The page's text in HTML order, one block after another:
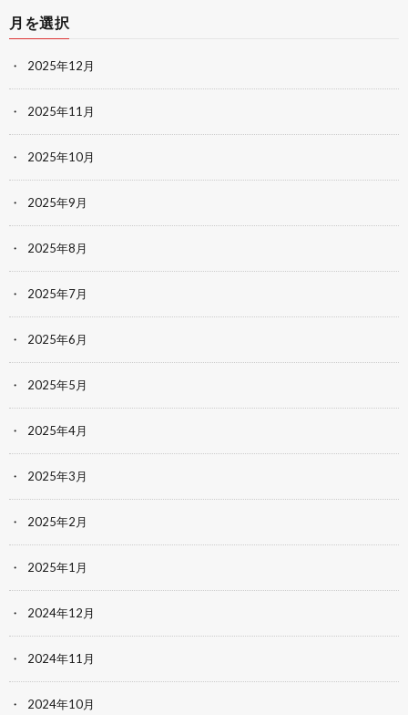
月を選択
2025年12月
2025年11月
2025年10月
2025年9月
2025年8月
2025年7月
2025年6月
2025年5月
2025年4月
2025年3月
2025年2月
2025年1月
2024年12月
2024年11月
2024年10月